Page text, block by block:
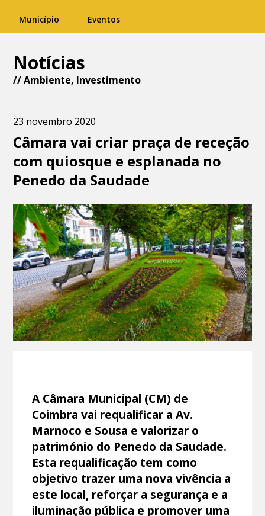
Município Eventos
Notícias
//Ambiente, Investimento
23 novembro 2020
Câmara vai criar praça de receção
com quiosque e esplanada no
Penedo da Saudade
A Câmara Municipal (CM) de
Coimbra vai requalificar a Av.
Marnoco e Sousa e valorizar o
património do Penedo da Saudade.
Esta requalificação tem como
objetivo trazer uma nova vivência a
este local, reforçar a segurança e a
iluminação pública e promover uma